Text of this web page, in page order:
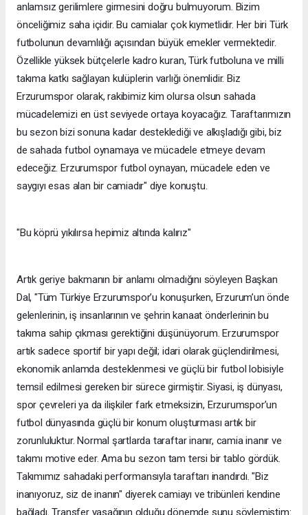
anlamsız gerilimlere girmesini doğru bulmuyorum. Bizim
önceliğimiz saha içidir. Bu camialar çok kıymetlidir. Her biri Türk
futbolunun devamlılığı açısından büyük emekler vermektedir.
Özellikle yüksek bütçelerle kadro kuran, Türk futboluna ve milli
takıma katkı sağlayan kulüplerin varlığı önemlidir. Biz
Erzurumspor olarak, rakibimiz kim olursa olsun sahada
mücadelemizi en üst seviyede ortaya koyacağız. Taraftarımızın
bu sezon bizi sonuna kadar desteklediği ve alkışladığı gibi, biz
de sahada futbol oynamaya ve mücadele etmeye devam
edeceğiz. Erzurumspor futbol oynayan, mücadele eden ve
saygıyı esas alan bir camiadır" diye konuştu.
"Bu köprü yıkılırsa hepimiz altında kalırız"
Artık geriye bakmanın bir anlamı olmadığını söyleyen Başkan
Dal, "Tüm Türkiye Erzurumspor’u konuşurken, Erzurum’un önde
gelenlerinin, iş insanlarının ve şehrin kanaat önderlerinin bu
takıma sahip çıkması gerektiğini düşünüyorum. Erzurumspor
artık sadece sportif bir yapı değil; idari olarak güçlendirilmesi,
ekonomik anlamda desteklenmesi ve güçlü bir futbol lobisiyle
temsil edilmesi gereken bir sürece girmiştir. Siyasi, iş dünyası,
spor çevreleri ya da ilişkiler fark etmeksizin, Erzurumspor’un
futbol dünyasında güçlü bir konum oluşturması artık bir
zorunluluktur. Normal şartlarda taraftar inanır, camia inanır ve
takımı motive eder. Ama bu sezon tam tersi bir tablo gördük.
Takımımız sahadaki performansıyla taraftarı inandırdı. "Biz
inanıyoruz, siz de inanın" diyerek camiayı ve tribünleri kendine
bağladı. Transfer yasağının olduğu dönemde şunu söylemiştim: